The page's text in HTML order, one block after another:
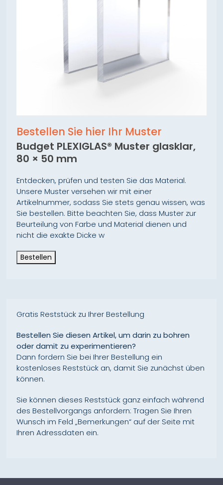
Bestellen Sie hier Ihr Muster
Budget PLEXIGLAS® Muster glasklar,
80 × 50 mm
Entdecken, prüfen und testen Sie das Material.
Unsere Muster versehen wir mit einer
Artikelnummer, sodass Sie stets genau wissen, was
Sie bestellen. Bitte beachten Sie, dass Muster zur
Beurteilung von Farbe und Material dienen und
nicht die exakte Dicke w
Bestellen
Gratis Reststück zu Ihrer Bestellung
Bestellen Sie diesen Artikel, um darin zu bohren
oder damit zu experimentieren?
Dann fordern Sie bei Ihrer Bestellung ein
kostenloses Reststück an, damit Sie zunächst üben
können.
Sie können dieses Reststück ganz einfach während
des Bestellvorgangs anfordern: Tragen Sie Ihren
Wunsch im Feld „Bemerkungen“ auf der Seite mit
Ihren Adressdaten ein.